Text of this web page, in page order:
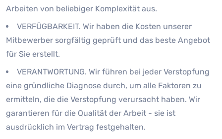
Arbeiten von beliebiger Komplexität aus.
VERFÜGBARKEIT. Wir haben die Kosten unserer
Mitbewerber sorgfältig geprüft und das beste Angebot
für Sie erstellt.
VERANTWORTUNG. Wir führen bei jeder Verstopfung
eine gründliche Diagnose durch, um alle Faktoren zu
ermitteln, die die Verstopfung verursacht haben. Wir
garantieren für die Qualität der Arbeit - sie ist
ausdrücklich im Vertrag festgehalten.